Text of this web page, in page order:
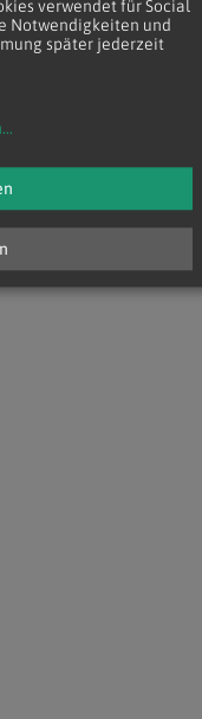
verwendet für Social
Notwendigkeiten und
später jederzeit
...